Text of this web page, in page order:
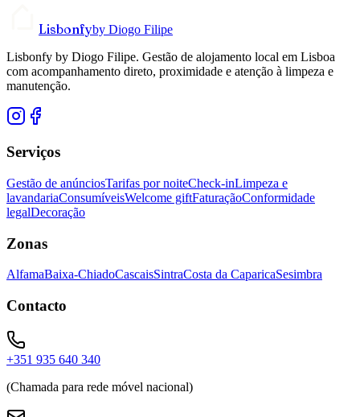
Lisbonfyby Diogo Filipe
Lisbonfy by Diogo Filipe. Gestão de alojamento local em Lisboa
com acompanhamento direto, proximidade e atenção à limpeza e
manutenção.
Serviços
Gestão de anúnciosTarifas por noiteCheck-inLimpeza e
lavandariaConsumíveisWelcome giftFaturaçãoConformidade
legalDecoração
Zonas
AlfamaBaixa-ChiadoCascaisSintraCosta da CaparicaSesimbra
Contacto
+351 935 640 340
(Chamada para rede móvel nacional)